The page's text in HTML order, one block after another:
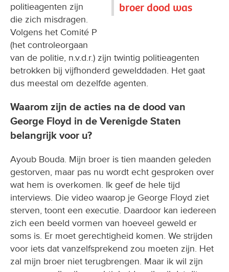
broer dood was
politieagenten zijn
die zich misdragen.
Volgens het Comité P
(het controleorgaan
van de politie, n.v.d.r.) zijn twintig politieagenten
betrokken bij vijfhonderd gewelddaden. Het gaat
dus meestal om dezelfde agenten.
Waarom zijn de acties na de dood van
George Floyd in de Verenigde Staten
belangrijk voor u?
Ayoub Bouda. Mijn broer is tien maanden geleden
gestorven, maar pas nu wordt echt gesproken over
wat hem is overkomen. Ik geef de hele tijd
interviews. Die video waarop je George Floyd ziet
sterven, toont een executie. Daardoor kan iedereen
zich een beeld vormen van hoeveel geweld er
soms is. Er moet gerechtigheid komen. We strijden
voor iets dat vanzelfsprekend zou moeten zijn. Het
zal mijn broer niet terugbrengen. Maar ik wil zijn